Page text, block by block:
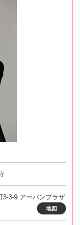
3-3-9 アーバンプラザ
地図